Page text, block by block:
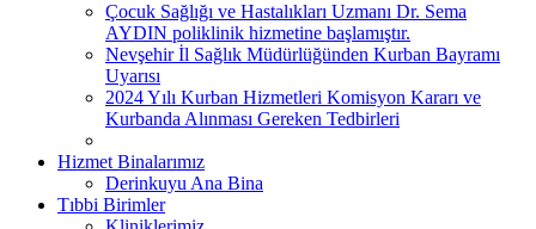
Çocuk Sağlığı ve Hastalıkları Uzmanı Dr. Sema
AYDIN poliklinik hizmetine başlamıştır.
Nevşehir İl Sağlık Müdürlüğünden Kurban Bayramı
Uyarısı
2024 Yılı Kurban Hizmetleri Komisyon Kararı ve
Kurbanda Alınması Gereken Tedbirleri
Hizmet Binalarımız
Derinkuyu Ana Bina
Tıbbi Birimler